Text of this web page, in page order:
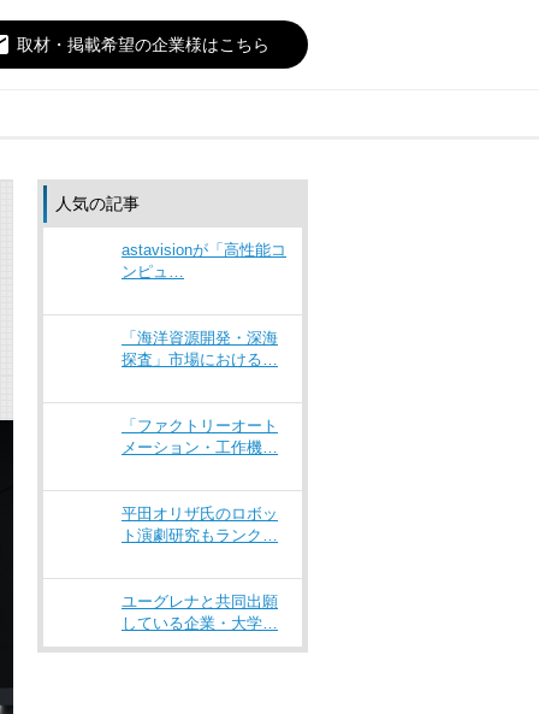
取材・掲載希望の企業様はこちら
人気の記事
astavisionが「高性能コ
ンピュ…
「海洋資源開発・深海
探査」市場における…
「ファクトリーオート
メーション・工作機…
平田オリザ氏のロボッ
ト演劇研究もランク…
ユーグレナと共同出願
している企業・大学…